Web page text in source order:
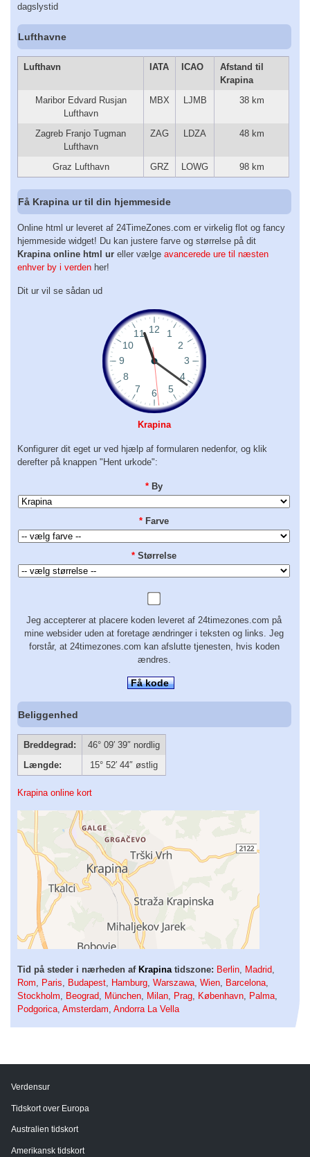
dagslystid
Lufthavne
Lufthavn IATA ICAO
Afstand til
Krapina
Maribor Edvard Rusjan
Lufthavn
MBX LJMB 38 km
Zagreb Franjo Tugman
Lufthavn
ZAG LDZA 48 km
Graz Lufthavn GRZ LOWG 98 km
Få Krapina ur til din hjemmeside
Online html ur leveret af 24TimeZones.com er virkelig flot og fancy
hjemmeside widget! Du kan justere farve og størrelse på dit
Krapina online html ur eller vælge avancerede ure til næsten
enhver by i verden her!
Dit ur vil se sådan ud
Krapina
Konfigurer dit eget ur ved hjælp af formularen nedenfor, og klik
derefter på knappen "Hent urkode":
* By
* Farve
* Størrelse
Jeg accepterer at placere koden leveret af 24timezones.com på
mine websider uden at foretage ændringer i teksten og links. Jeg
forstår, at 24timezones.com kan afslutte tjenesten, hvis koden
ændres.
Få kode
Beliggenhed
Breddegrad:
46° 09′ 39″ nordlig
Længde:
15° 52′ 44″ østlig
Krapina online kort
Tid på steder i nærheden af Krapina tidszone: Berlin Madrid
Rom
Paris Budapest Hamburg Warszawa Wien Barcelona
Stockholm
Beograd München Milan Prag København Palma
Podgorica Amsterdam Andorra La Vella
Verdensur
Tidskort over Europa
Australien tidskort
Amerikansk tidskort